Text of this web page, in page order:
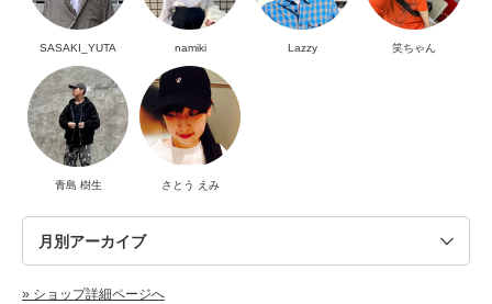
SASAKI_YUTA namiki Lazzy 笑ちゃん
青島 樹生 さとう えみ
» ショップ詳細ページへ